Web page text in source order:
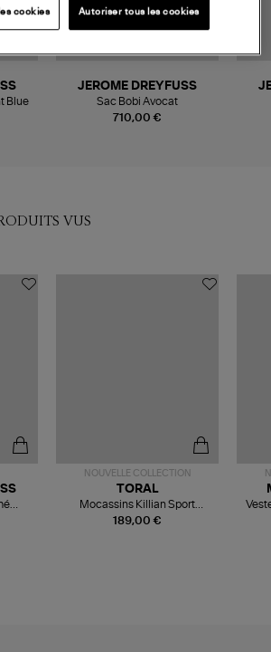
Blue
710,00 €
JEROME DREYFUSS
Sac Bobi Avocat
VUS
NOUVELLE COLLECTION
189,00 €
TORAL
Mocassins Killian Sport
Mousse
cookies Autoriser tous les cookies